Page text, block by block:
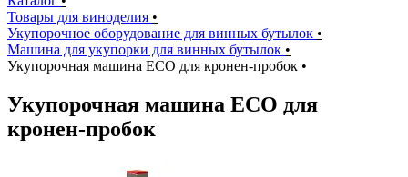
Товары для виноделия •
Укупорочное оборудование для винных бутылок •
Машина для укупорки для винных бутылок •
Укупорочная машина ECO для кронен-пробок •
Укупорочная машина ECO для
кронен-пробок